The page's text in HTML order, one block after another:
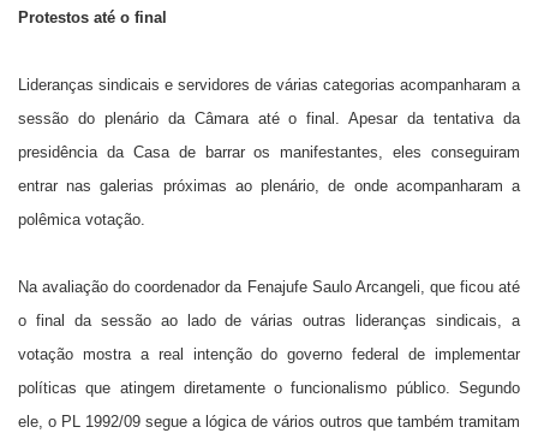
Protestos até o final
Lideranças sindicais e servidores de várias categorias acompanharam a
sessão do plenário da Câmara até o final. Apesar da tentativa da
presidência da Casa de barrar os manifestantes, eles conseguiram
entrar nas galerias próximas ao plenário, de onde acompanharam a
polêmica votação.
Na avaliação do coordenador da Fenajufe Saulo Arcangeli, que ficou até
o final da sessão ao lado de várias outras lideranças sindicais, a
votação mostra a real intenção do governo federal de implementar
políticas que atingem diretamente o funcionalismo público. Segundo
ele, o PL 1992/09 segue a lógica de vários outros que também tramitam